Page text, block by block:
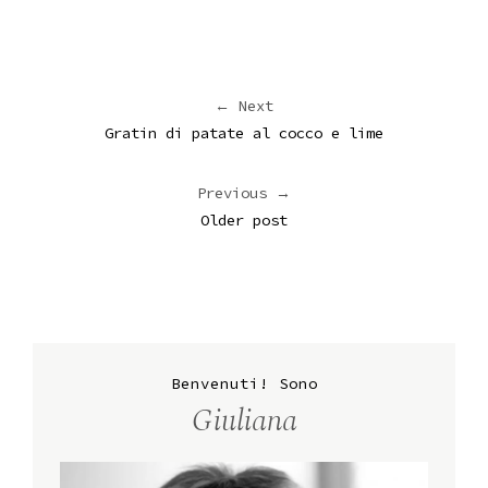
← Next
Gratin di patate al cocco e lime
Previous →
Older post
Benvenuti! Sono
Giuliana